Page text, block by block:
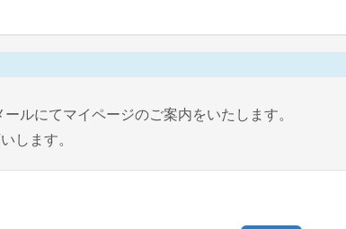
ルにてマイページのご案内をいたします。
します。